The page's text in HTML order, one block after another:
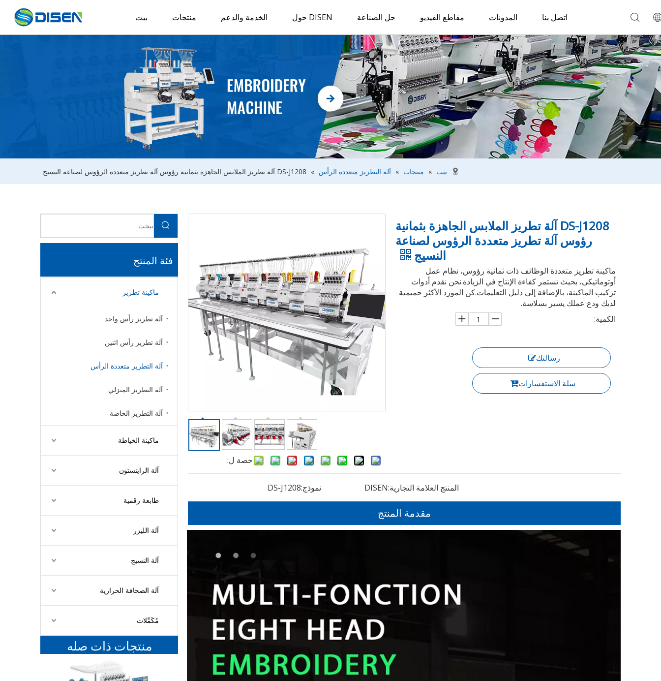
بيت منتجات الخدمة والدعم حول DISEN حل الصناعة مقاطع الفيديو المدونات اتصل بنا
بيت » منتجات » آلة التطريز متعددة الرأس » DS-J1208 آلة تطريز الملابس الجاهزة بثمانية رؤوس آلة تطريز متعددة الرؤوس لصناعة النسيج
فئة المنتج
ماكينة تطريز
آلة تطريز رأس واحد
آلة تطريز رأس اثنين
آلة التطريز متعددة الرأس
آلة التطريز المنزلي
آلة التطريز الخاصة
ماكينة الخياطة
آلة الراينستون
طابعة رقمية
آلة الليزر
آلة النسيج
آلة الصحافة الحرارية
مُكَمِّلات
منتجات ذات صله
حصة ل:
DS-J1208 آلة تطريز الملابس الجاهزة بثمانية
رؤوس آلة تطريز متعددة الرؤوس لصناعة
النسيج
ماكينة تطريز متعددة الوظائف ذات ثمانية رؤوس، نظام عمل
أوتوماتيكي، بحيث تستمر كفاءة الإنتاج في الزيادة.نحن نقدم أدوات
تركيب الماكينة، بالإضافة إلى دليل التعليمات.كن المورد الأكثر حميمية
لديك ودع عملك يسير بسلاسة.
الكمية:
رسالتك
سلة الاستفسارات
نموذج:DS-J1208 المنتج العلامة التجارية:DISEN
مقدمة المنتج